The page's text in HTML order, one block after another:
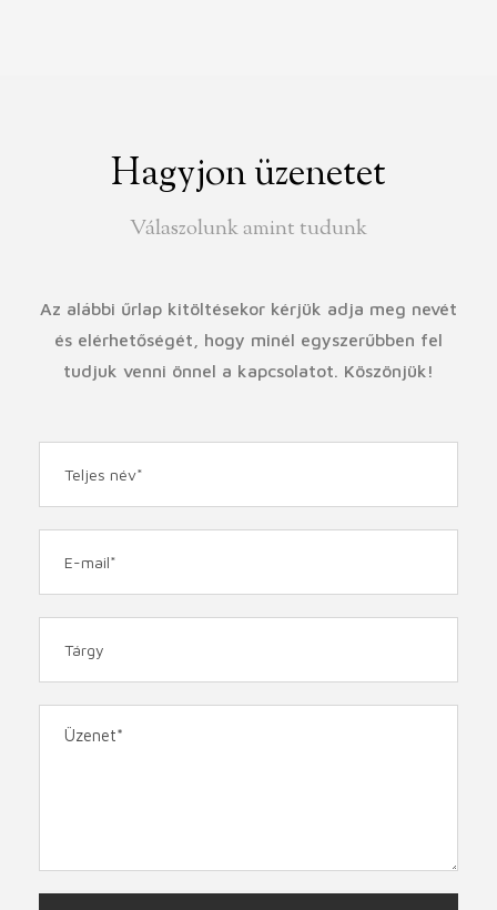
Hagyjon üzenetet
Válaszolunk amint tudunk
Az alábbi űrlap kitöltésekor kérjük adja meg nevét
és elérhetőségét, hogy minél egyszerűbben fel
tudjuk venni önnel a kapcsolatot. Köszönjük!